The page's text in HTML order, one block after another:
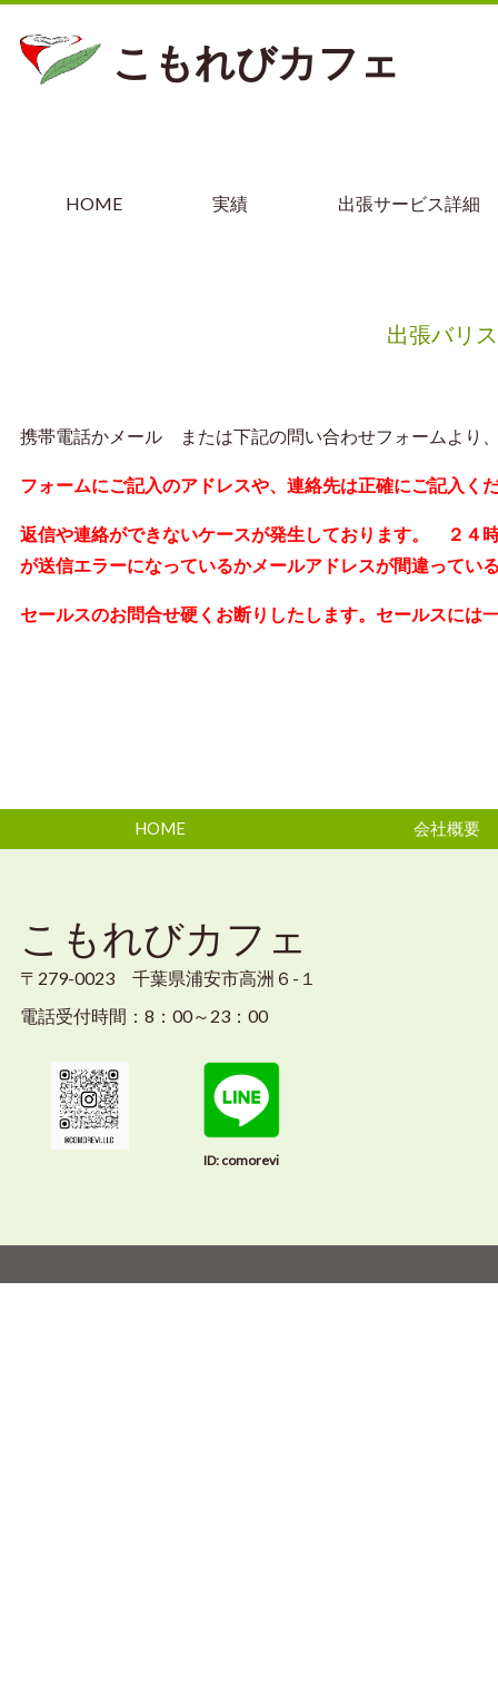
こもれびカフェ
HOME 実績 出張サービス詳細
出張バリ
携帯電話かメール または下記の問い合わせフォームより
フォームにご記入のアドレスや、連絡先は正確にご記入く
返信や連絡ができないケースが発生しております。 ２４
が送信エラーになっているかメールアドレスが間違ってい
セールスのお問合せ硬くお断りしたします。セールスには
HOME 会社概要
こもれびカフェ
〒279-0023 千葉県浦安市高洲６-１
電話受付時間：8 ：00～23：00
ID: comorevi